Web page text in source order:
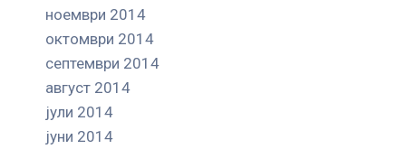
ноември 2014
октомври 2014
септември 2014
август 2014
јули 2014
јуни 2014